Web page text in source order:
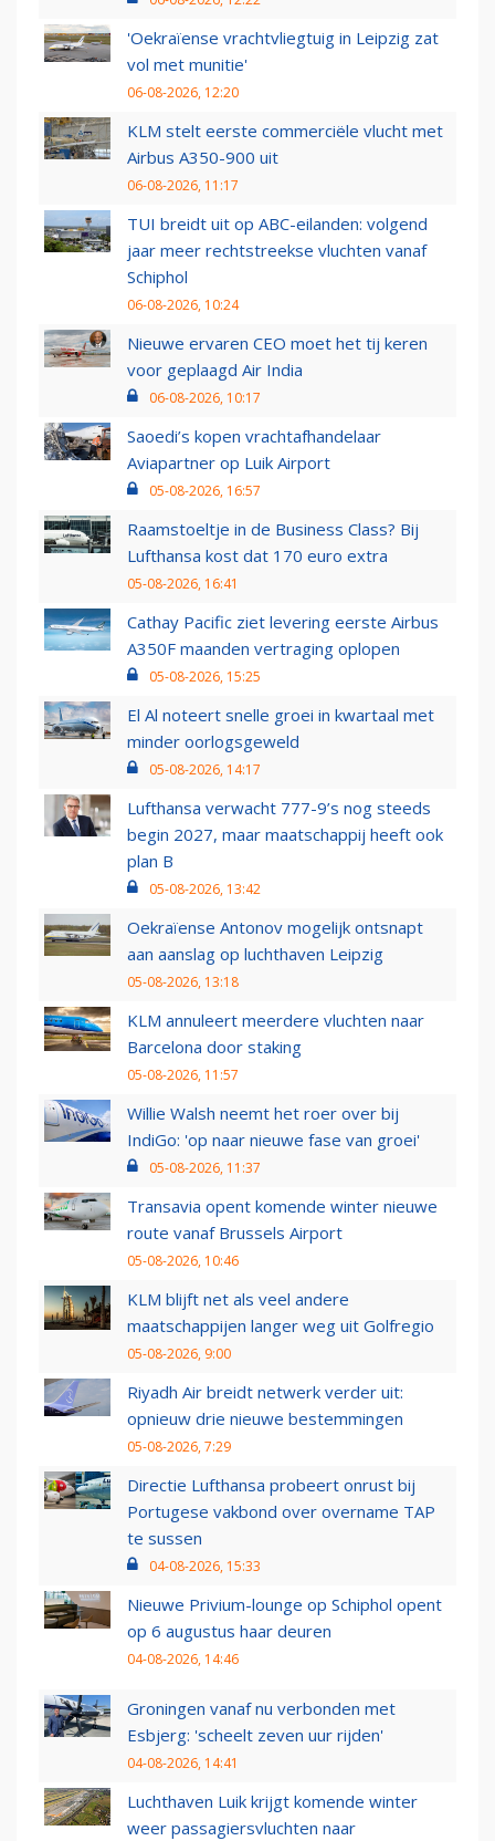
'Oekraïense vrachtvliegtuig in Leipzig zat
vol met munitie'
06-08-2026, 12:20
KLM stelt eerste commerciële vlucht met
Airbus A350-900 uit
06-08-2026, 11:17
TUI breidt uit op ABC-eilanden: volgend
jaar meer rechtstreekse vluchten vanaf
Schiphol
06-08-2026, 10:24
Nieuwe ervaren CEO moet het tij keren
voor geplaagd Air India
06-08-2026, 10:17
Saoedi’s kopen vrachtafhandelaar
Aviapartner op Luik Airport
05-08-2026, 16:57
Raamstoeltje in de Business Class? Bij
Lufthansa kost dat 170 euro extra
05-08-2026, 16:41
Cathay Pacific ziet levering eerste Airbus
A350F maanden vertraging oplopen
05-08-2026, 15:25
El Al noteert snelle groei in kwartaal met
minder oorlogsgeweld
05-08-2026, 14:17
Lufthansa verwacht 777-9’s nog steeds
begin 2027, maar maatschappij heeft ook
plan B
05-08-2026, 13:42
Oekraïense Antonov mogelijk ontsnapt
aan aanslag op luchthaven Leipzig
05-08-2026, 13:18
KLM annuleert meerdere vluchten naar
Barcelona door staking
05-08-2026, 11:57
Willie Walsh neemt het roer over bij
IndiGo: 'op naar nieuwe fase van groei'
05-08-2026, 11:37
Transavia opent komende winter nieuwe
route vanaf Brussels Airport
05-08-2026, 10:46
KLM blijft net als veel andere
maatschappijen langer weg uit Golfregio
05-08-2026, 9:00
Riyadh Air breidt netwerk verder uit:
opnieuw drie nieuwe bestemmingen
05-08-2026, 7:29
Directie Lufthansa probeert onrust bij
Portugese vakbond over overname TAP
te sussen
04-08-2026, 15:33
Nieuwe Privium-lounge op Schiphol opent
op 6 augustus haar deuren
04-08-2026, 14:46
Groningen vanaf nu verbonden met
Esbjerg: 'scheelt zeven uur rijden'
04-08-2026, 14:41
Luchthaven Luik krijgt komende winter
weer passagiersvluchten naar